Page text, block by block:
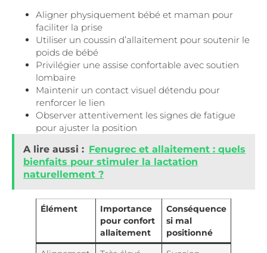
Aligner physiquement bébé et maman pour
faciliter la prise
Utiliser un coussin d’allaitement pour soutenir le
poids de bébé
Privilégier une assise confortable avec soutien
lombaire
Maintenir un contact visuel détendu pour
renforcer le lien
Observer attentivement les signes de fatigue
pour ajuster la position
A lire aussi : Fenugrec et allaitement : quels
bienfaits pour stimuler la lactation
naturellement ?
Élément
Importance
pour confort
allaitement
Conséquence
si mal
positionné